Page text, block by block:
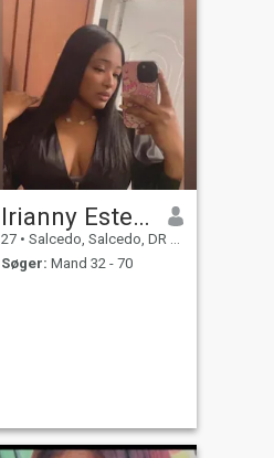
Irianny Esteffani
27 • Salcedo, Salcedo, DR Dominikanske
Søger: Mand 32 - 70